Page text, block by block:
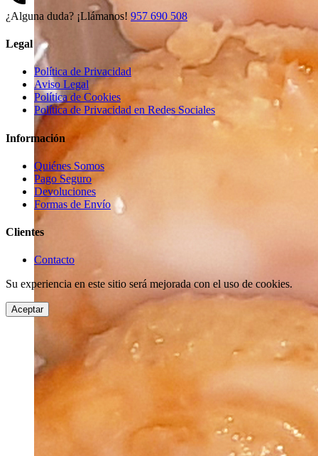
¿Alguna duda? ¡Llámanos! 957 690 508
Legal
Política de Privacidad
Aviso Legal
Política de Cookies
Política de Privacidad en Redes Sociales
Información
Quiénes Somos
Pago Seguro
Devoluciones
Formas de Envío
Clientes
Contacto
Su experiencia en este sitio será mejorada con el uso de cookies.
Aceptar